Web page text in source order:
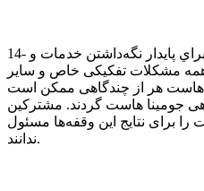
14- جومینا هاست همه تلاش خود را براي پايدار نگه‌داشتن خدمات و
مشكلات تفكيكی خاص و ساير
هاست هر از چندگاهی ممكن است
جومینا هاست گردند. مشتركین
برای نتايج اين وقفه‌ها مسئول
ندانند.